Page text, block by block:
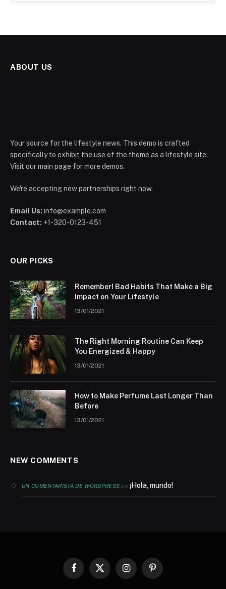
ABOUT US
Your source for the lifestyle news. This demo is crafted
specifically to exhibit the use of the theme as a lifestyle site.
Visit our main page for more demos.
We're accepting new partnerships right now.
Email Us: info@example.com
Contact: +1-320-0123-451
OUR PICKS
Remember! Bad Habits That Make a Big
Impact on Your Lifestyle
13/01/2021
The Right Morning Routine Can Keep
You Energized & Happy
13/01/2021
How to Make Perfume Last Longer Than
Before
13/01/2021
NEW COMMENTS
UN COMENTARISTA DE WORDPRESS en¡Hola, mundo!
Facebook
X
InstagramPinterest